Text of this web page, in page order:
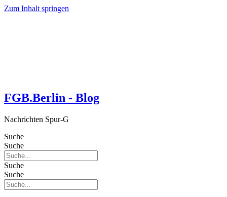
Zum Inhalt springen
FGB.Berlin - Blog
Nachrichten Spur-G
Suche
Suche
Suche
Suche